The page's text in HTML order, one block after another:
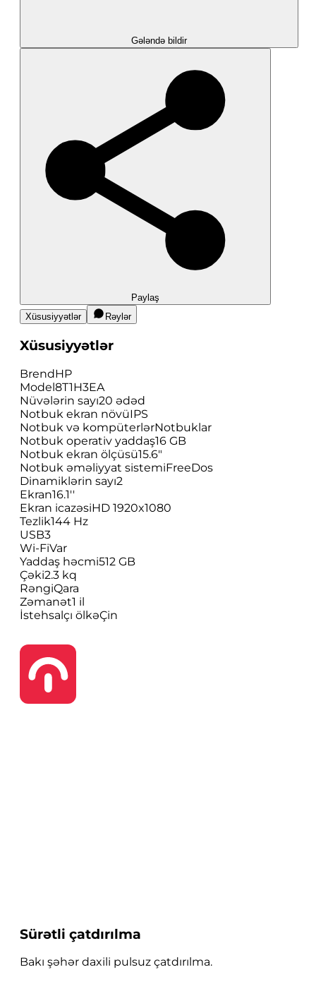
Gələndə bildir
Paylaş
Xüsusiyyətlər
Rəylər
Xüsusiyyətlər
BrendHP
Model8T1H3EA
Nüvələrin sayı20 ədəd
Notbuk ekran növüIPS
Notbuk və kompüterlərNotbuklar
Notbuk operativ yaddaş16 GB
Notbuk ekran ölçüsü15.6"
Notbuk əməliyyat sistemiFreeDos
Dinamiklərin sayı2
Ekran16.1''
Ekran icazəsiHD 1920x1080
Tezlik144 Hz
USB3
Wi-FiVar
Yaddaş həcmi512 GB
Çəki2.3 kq
RəngiQara
Zəmanət1 il
İstehsalçı ölkəÇin
Sürətli çatdırılma
Bakı şəhər daxili pulsuz çatdırılma.